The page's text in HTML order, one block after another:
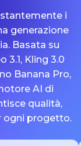
i
generazione
Basata su
3.1, Kling 3.0
Banana Pro,
AI di
qualità,
ogni progetto.